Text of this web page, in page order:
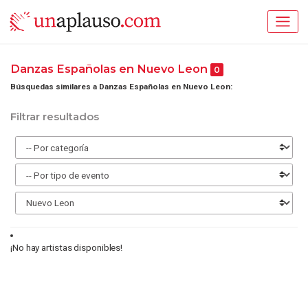
Danzas Españolas en Nuevo Leon 0
Búsquedas similares a Danzas Españolas en Nuevo Leon:
Filtrar resultados
¡No hay artistas disponibles!